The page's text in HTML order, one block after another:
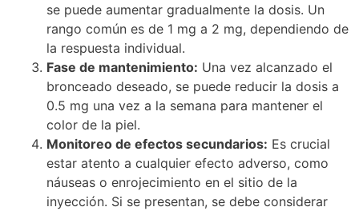
se puede aumentar gradualmente la dosis. Un
rango común es de 1 mg a 2 mg, dependiendo de
la respuesta individual.
Fase de mantenimiento: Una vez alcanzado el
bronceado deseado, se puede reducir la dosis a
0.5 mg una vez a la semana para mantener el
color de la piel.
Monitoreo de efectos secundarios: Es crucial
estar atento a cualquier efecto adverso, como
náuseas o enrojecimiento en el sitio de la
inyección. Si se presentan, se debe considerar